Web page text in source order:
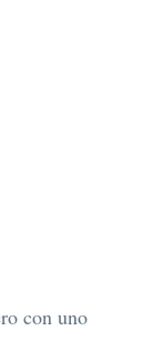
con uno